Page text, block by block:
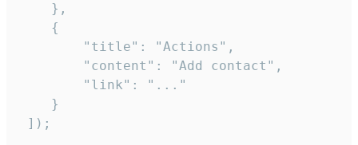
    },
    {
        "title": "Actions",
        "content": "Add contact",
        "link": "..."
    }
]);